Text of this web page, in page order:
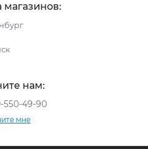
магазинов:
нам:
550-49-90
мне